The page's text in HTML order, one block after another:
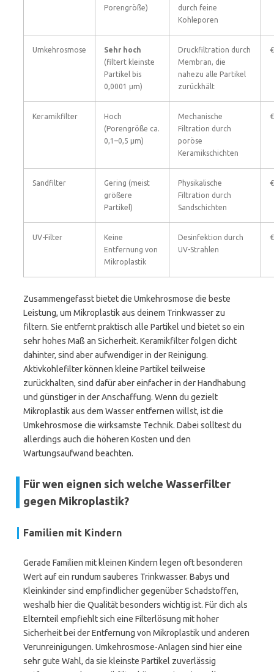
Porengröße)
durch feine
Kohleporen
Umkehrosmose
Sehr hoch
(filtert kleinste
Partikel bis
0,0001 µm)
Druckfiltration durch
Membran, die
nahezu alle Partikel
zurückhält
Keramikfilter
Hoch
(Porengröße ca.
0,1–0,5 µm)
Mechanische
Filtration durch
poröse
Keramikschichten
Sandfilter
Gering (meist
größere
Partikel)
Physikalische
Filtration durch
Sandschichten
€
UV-Filter
Keine
Entfernung von
Mikroplastik
Desinfektion durch
UV-Strahlen
Zusammengefasst bietet die Umkehrosmose die beste
Leistung, um Mikroplastik aus deinem Trinkwasser zu
filtern. Sie entfernt praktisch alle Partikel und bietet so ein
sehr hohes Maß an Sicherheit. Keramikfilter folgen dicht
dahinter, sind aber aufwendiger in der Reinigung.
Aktivkohlefilter können kleine Partikel teilweise
zurückhalten, sind dafür aber einfacher in der Handhabung
und günstiger in der Anschaffung. Wenn du gezielt
Mikroplastik aus dem Wasser entfernen willst, ist die
Umkehrosmose die wirksamste Technik. Dabei solltest du
allerdings auch die höheren Kosten und den
Wartungsaufwand beachten.
Für wen eignen sich welche Wasserfilter
gegen Mikroplastik?
Familien mit Kindern
Gerade Familien mit kleinen Kindern legen oft besonderen
Wert auf ein rundum sauberes Trinkwasser. Babys und
Kleinkinder sind empfindlicher gegenüber Schadstoffen,
weshalb hier die Qualität besonders wichtig ist. Für dich als
Elternteil empfiehlt sich eine Filterlösung mit hoher
Sicherheit bei der Entfernung von Mikroplastik und anderen
Verunreinigungen. Umkehrosmose-Anlagen sind hier eine
sehr gute Wahl, da sie kleinste Partikel zuverlässig